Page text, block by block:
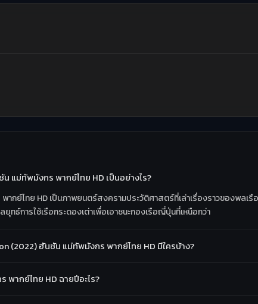
แม่ทัพมังกร พากย์ไทย HD เป็นอย่างไร?
กย์ไทย HD เป็นภาพยนตร์สงครามประวัติศาสตร์ที่เล่าเรื่องราวของพลเ
ธ์การใช้เรือกระดองเต่าเพื่อเอาชนะกองเรือญี่ปุ่นที่เหนือกว่า
(2022) ฮันซัน แม่ทัพมังกร พากย์ไทย HD มีใครบ้าง?
ากย์ไทย HD ฉายปีอะไร?